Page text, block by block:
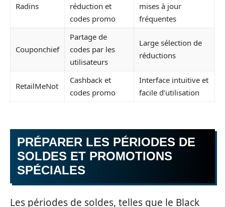
Radins
réduction et
codes promo
mises à jour
fréquentes
Couponchief
Partage de
codes par les
utilisateurs
Large sélection de
réductions
RetailMeNot
Cashback et
codes promo
Interface intuitive et
facile d’utilisation
PRÉPARER LES PÉRIODES DE
SOLDES ET PROMOTIONS
SPÉCIALES
Les périodes de soldes, telles que le Black